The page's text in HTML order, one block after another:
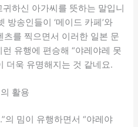
하신 아가씨를 뜻하는 말입니
방송인들이 ‘메이드 카페’와
츠를 찍으면서 이러한 일본 문
유행에 편승해 “야레야레 못
더욱 유명해지는 것 같네요.
활용
의 밈이 유행하면서 “야레야